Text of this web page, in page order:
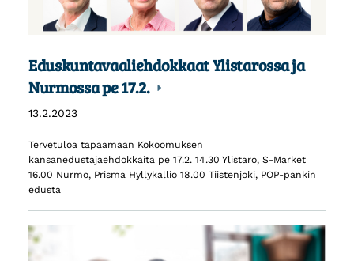
Eduskuntavaaliehdokkaat Ylistarossa ja
Nurmossa pe 17.2.
13.2.2023
Tervetuloa tapaamaan Kokoomuksen
kansanedustajaehdokkaita pe 17.2. 14.30 Ylistaro, S-Market
16.00 Nurmo, Prisma Hyllykallio 18.00 Tiistenjoki, POP-pankin
edusta